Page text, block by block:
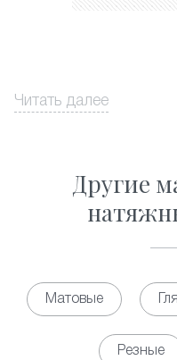
Читать далее
Другие
Матовые
Резные